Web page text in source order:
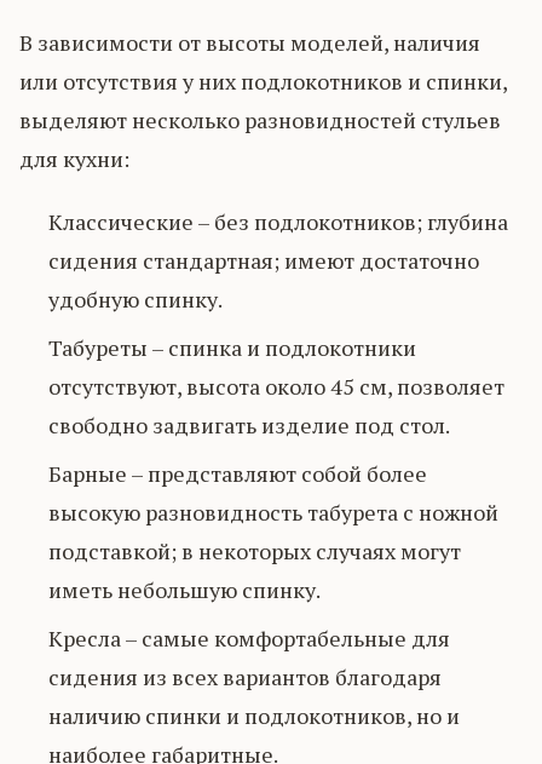
В зависимости от высоты моделей, наличия
или отсутствия у них подлокотников и спинки,
выделяют несколько разновидностей стульев
для кухни:
Классические – без подлокотников; глубина
сидения стандартная; имеют достаточно
удобную спинку.
Табуреты – спинка и подлокотники
отсутствуют, высота около 45 см, позволяет
свободно задвигать изделие под стол.
Барные – представляют собой более
высокую разновидность табурета с ножной
подставкой; в некоторых случаях могут
иметь небольшую спинку.
Кресла – самые комфортабельные для
сидения из всех вариантов благодаря
наличию спинки и подлокотников, но и
наиболее габаритные.